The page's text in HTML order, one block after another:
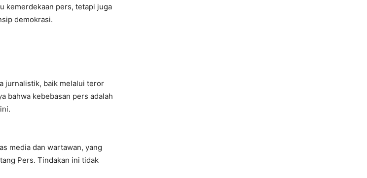
kemerdekaan pers, tetapi juga
demokrasi.
jurnalistik, baik melalui teror
bahwa kebebasan pers adalah
media dan wartawan, yang
Pers. Tindakan ini tidak